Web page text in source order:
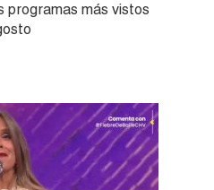
programas más vistos